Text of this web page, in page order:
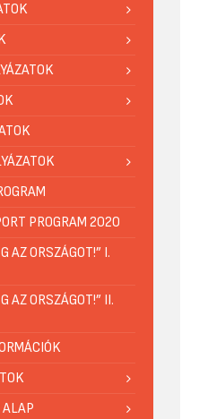
PROGRAM 2020
AZ ORSZÁGOT!” I.
AZ ORSZÁGOT!” II.
ALAP